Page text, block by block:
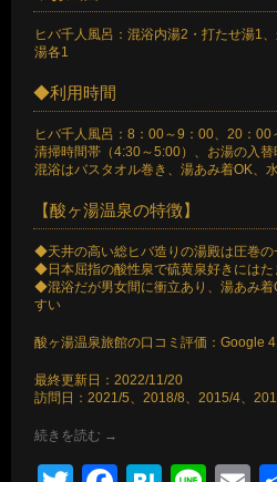
ヒバ千人風呂：混浴内湯2・打たせ湯1
湯各1
◆利用時間
ヒバ千人風呂：8：00～9：00、20：00
清掃時間帯（4:30～5:00）、お湯の入
混浴はバスタオル巻き、湯あみ着OK、
【酸ヶ湯温泉の特徴】
◆天井の高い総ヒバ造りの湯殿は圧巻の
◆日本屈指の酸性泉で硫黄泉好きにはた
◆混浴だが男女間に衝立あり、湯あみ
すい
酸ヶ湯温泉旅館の口コミ評価：Google
最終更新日：2022/11/20
訪問日：2021/5、2018/8、2015/4、
続きを読む →